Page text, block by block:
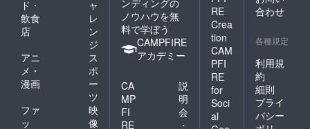
ド・
飲食
店
ャ
レ
ン
ジ
アニ
メ・
漫画
ス
ポ
ー
ツ
ファ
ッ
映
像
ンディングの
ノウハウを無
料で学ぼう
CAMPFIRE
アカデミー
CA
MP
FI
RE
説
明
会
・
RE
Crea
tion
CAM
PFI
RE
for
Soci
al
合わせ
各種規定
利用規
約
細則
プライ
バシー